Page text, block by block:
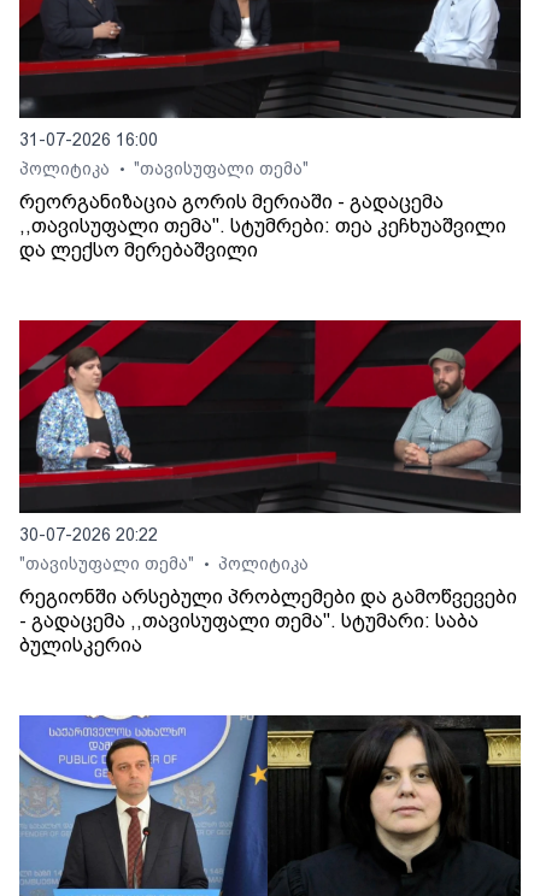
31-07-2026 16:00
პოლიტიკა
• "თავისუფალი თემა"
რეორგანიზაცია გორის მერიაში - გადაცემა
,,თავისუფალი თემა". სტუმრები: თეა კეჩხუაშვილი
და ლექსო მერებაშვილი
30-07-2026 20:22
"თავისუფალი თემა"
• პოლიტიკა
რეგიონში არსებული პრობლემები და გამოწვევები
- გადაცემა ,,თავისუფალი თემა". სტუმარი: საბა
ბულისკერია